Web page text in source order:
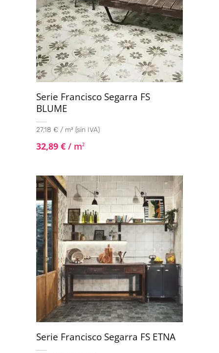
Serie Francisco Segarra FS
BLUME
27,18 € / m² (sin IVA)
32,89 € / m2
Serie Francisco Segarra FS ETNA